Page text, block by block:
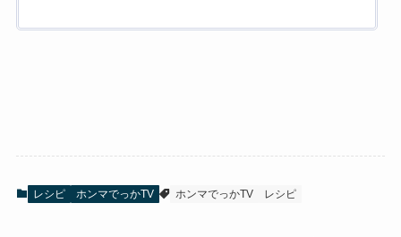
レシピ ホンマでっかTV ホンマでっかTV レシピ